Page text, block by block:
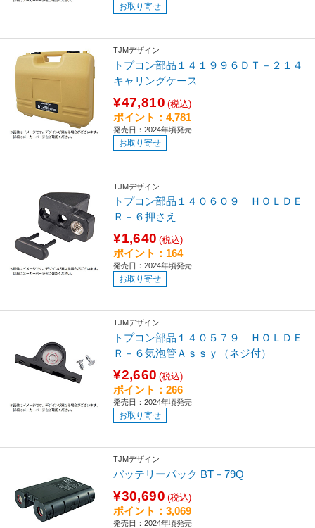
お取り寄せ
TJMデザイン
トプコン部品１４１９９６ＤＴ－２１４
キャリングケース
¥47,810 (税込)
ポイント：4,781
発売日：2024年頃発売
お取り寄せ
TJMデザイン
トプコン部品１４０６０９ ＨＯＬＤＥ
Ｒ－６押さえ
¥1,640 (税込)
ポイント：164
発売日：2024年頃発売
お取り寄せ
TJMデザイン
トプコン部品１４０５７９ ＨＯＬＤＥ
Ｒ－６気泡管Ａｓｓｙ（ネジ付）
¥2,660 (税込)
ポイント：266
発売日：2024年頃発売
お取り寄せ
TJMデザイン
バッテリーパック BT－79Q
¥30,690 (税込)
ポイント：3,069
発売日：2024年頃発売